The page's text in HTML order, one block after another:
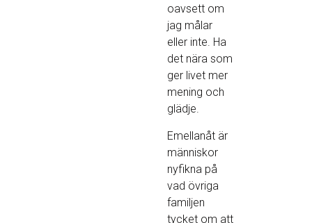
oavsett om
jag målar
eller inte. Ha
det nära som
ger livet mer
mening och
glädje.
Emellanåt är
människor
nyfikna på
vad övriga
familjen
tycket om att